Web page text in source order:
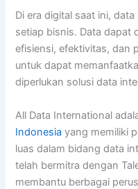
Di era digital saat ini,
setiap bisnis. Data dapat
efisiensi, efektivitas, dan
untuk dapat
diperlukan solusi data
All Data International
Indonesia yang memiliki
luas dalam bidang data
telah bermitra dengan
membantu berbagai